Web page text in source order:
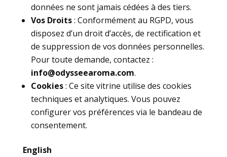
données ne sont jamais cédées à des tiers.
Vos Droits: Conformément au RGPD, vous
disposez d’un droit d’accès, de rectification et
de suppression de vos données personnelles.
Pour toute demande, contactez :
info@odysseearoma.com.
Cookies: Ce site vitrine utilise des cookies
techniques et analytiques. Vous pouvez
configurer vos préférences via le bandeau de
consentement.
English